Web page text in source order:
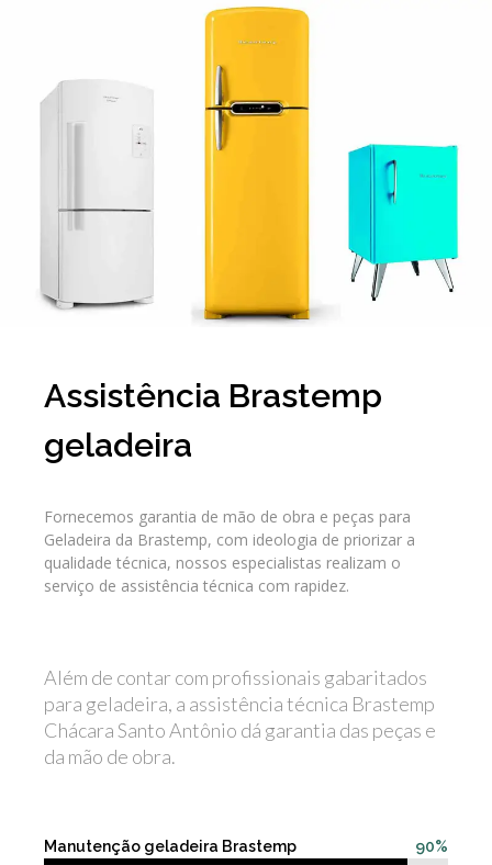
Assistência Brastemp
geladeira
Fornecemos garantia de mão de obra e peças para
Geladeira da Brastemp, com ideologia de priorizar a
qualidade técnica, nossos especialistas realizam o
serviço de assistência técnica com rapidez.
Além de contar com profissionais gabaritados
para geladeira, a assistência técnica Brastemp
Chácara Santo Antônio dá garantia das peças e
da mão de obra.
90%
Manutenção geladeira Brastemp